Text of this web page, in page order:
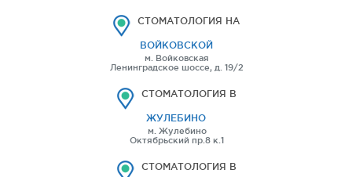
СТОМАТОЛОГИЯ НА
ВОЙКОВСКОЙ
м. Войковская
Ленинградское шоссе, д. 19/2
СТОМАТОЛОГИЯ В
ЖУЛЕБИНО
м. Жулебино
Октябрьский пр.8 к.1
СТОМАТОЛОГИЯ В